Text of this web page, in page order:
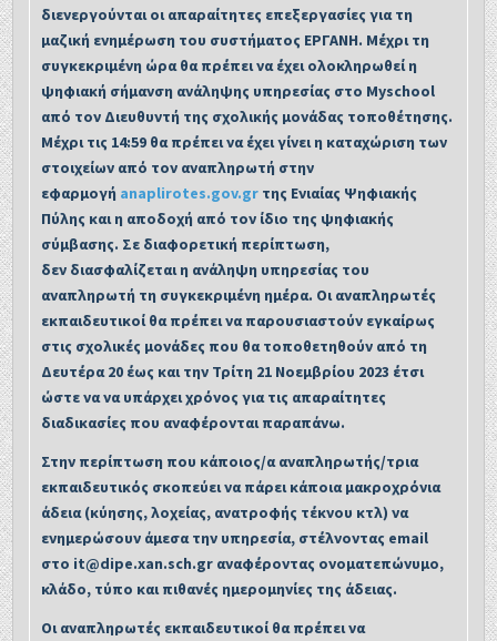
διενεργούνται οι απαραίτητες επεξεργασίες για τη
μαζική ενημέρωση του συστήματος ΕΡΓΑΝΗ. Μέχρι τη
συγκεκριμένη ώρα θα πρέπει να έχει ολοκληρωθεί η
ψηφιακή σήμανση ανάληψης υπηρεσίας στο Myschool
από τον Διευθυντή της σχολικής μονάδας τοποθέτησης.
Μέχρι τις 14:59 θα πρέπει να έχει γίνει η καταχώριση των
στοιχείων από τον αναπληρωτή στην
εφαρμογή anaplirotes.gov.gr της Ενιαίας Ψηφιακής
Πύλης και η αποδοχή από τον ίδιο της ψηφιακής
σύμβασης. Σε διαφορετική περίπτωση,
δεν διασφαλίζεται η ανάληψη υπηρεσίας του
αναπληρωτή τη συγκεκριμένη ημέρα. Οι αναπληρωτές
εκπαιδευτικοί θα πρέπει να παρουσιαστούν εγκαίρως
στις σχολικές μονάδες που θα τοποθετηθούν από τη
Δευτέρα 20 έως και την Τρίτη 21 Νοεμβρίου 2023 έτσι
ώστε να να υπάρχει χρόνος για τις απαραίτητες
διαδικασίες που αναφέρονται παραπάνω.
Στην περίπτωση που κάποιος/α αναπληρωτής/τρια
εκπαιδευτικός σκοπεύει να πάρει κάποια μακροχρόνια
άδεια (κύησης, λοχείας, ανατροφής τέκνου κτλ) να
ενημερώσουν άμεσα την υπηρεσία, στέλνοντας email
στο it@dipe.xan.sch.gr αναφέροντας ονοματεπώνυμο,
κλάδο, τύπο και πιθανές ημερομηνίες της άδειας.
Οι αναπληρωτές εκπαιδευτικοί θα πρέπει να